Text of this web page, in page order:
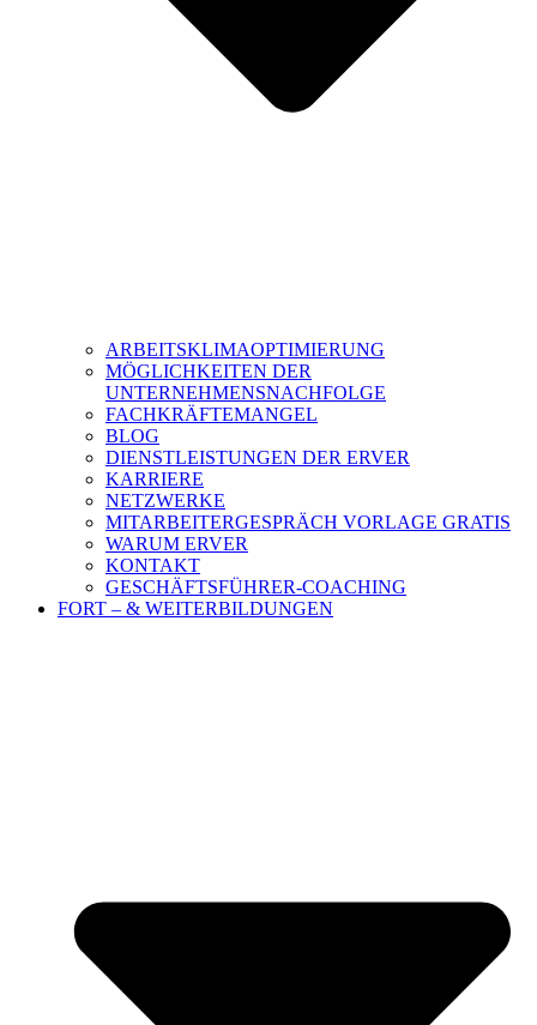
ARBEITSKLIMAOPTIMIERUNG
MÖGLICHKEITEN DER
UNTERNEHMENSNACHFOLGE
FACHKRÄFTEMANGEL
BLOG
DIENSTLEISTUNGEN DER ERVER
KARRIERE
NETZWERKE
MITARBEITERGESPRÄCH VORLAGE GRATIS
WARUM ERVER
KONTAKT
GESCHÄFTSFÜHRER-COACHING
FORT – & WEITERBILDUNGEN